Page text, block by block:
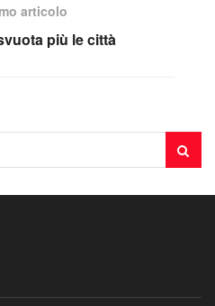
articolo
più le città